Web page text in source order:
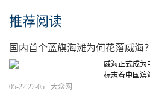
推荐阅读
国内首个蓝旗海滩为何花落威海
威海正式成为
标志着中国滨
05-22 22-05 大众网